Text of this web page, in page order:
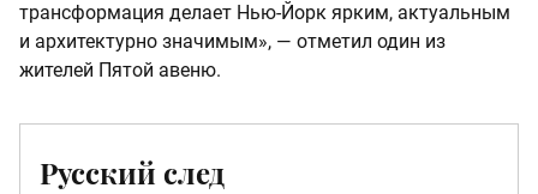
трансформация делает Нью-Йорк ярким, актуальным
и архитектурно значимым», — отметил один из
жителей Пятой авеню.
Русский след